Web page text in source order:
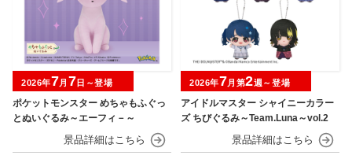
ポケットモンスター めちゃもふぐっ
とぬいぐるみ～エーフィ－～
2026年7月 7日～登場
アイドルマスター シャイニーカラー
ズ ちびぐるみ～Team.Luna～vol.2
2026年7月第2週～登場